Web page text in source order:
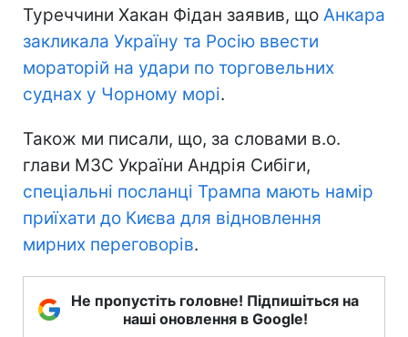
Туреччини Хакан Фідан заявив, що Анкара
закликала Україну та Росію ввести
мораторій на удари по торговельних
суднах у Чорному морі.
Також ми писали, що, за словами в.о.
глави МЗС України Андрія Сибіги,
спеціальні посланці Трампа мають намір
приїхати до Києва для відновлення
мирних переговорів.
Не пропустіть головне! Підпишіться на
наші оновлення в Google!